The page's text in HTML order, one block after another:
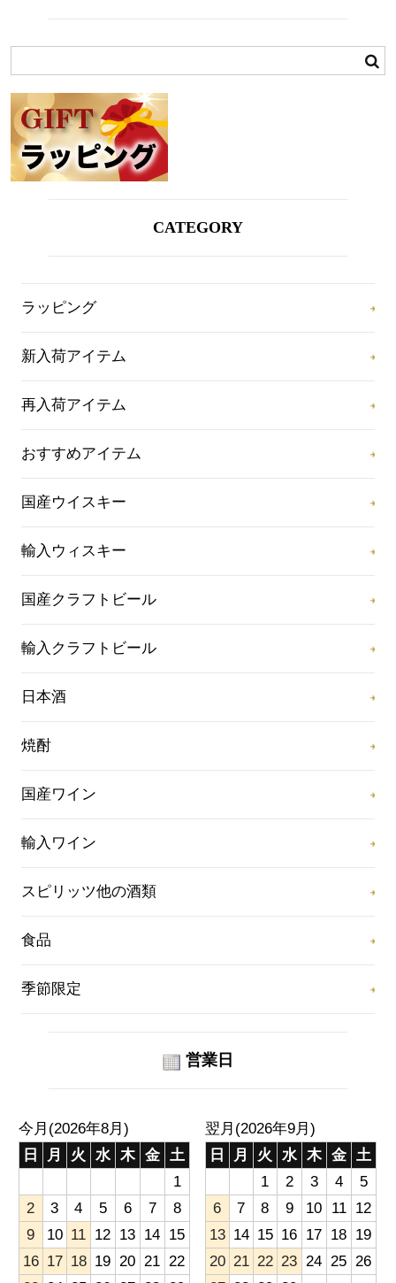
CATEGORY
ラッピング
新入荷アイテム
再入荷アイテム
おすすめアイテム
国産ウイスキー
輸入ウィスキー
国産クラフトビール
輸入クラフトビール
日本酒
焼酎
国産ワイン
輸入ワイン
スピリッツ他の酒類
食品
季節限定
営業日
今月(2026年8月)
日
月 火 水 木 金 土
1
2
3 4 5 6 7
8
9
10 11 12 13 14 15
16 17 18 19 20 21 22
翌月(2026年9月)
日
月 火 水 木 金
土
1
2 3 4
5
6
7 8 9 10 11
12
13 14 15 16 17 18 19
20 21 22 23 24 25 26